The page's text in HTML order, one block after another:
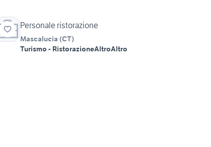
Personale ristorazione
Mascalucia (CT)
Turismo - RistorazioneAltroAltro